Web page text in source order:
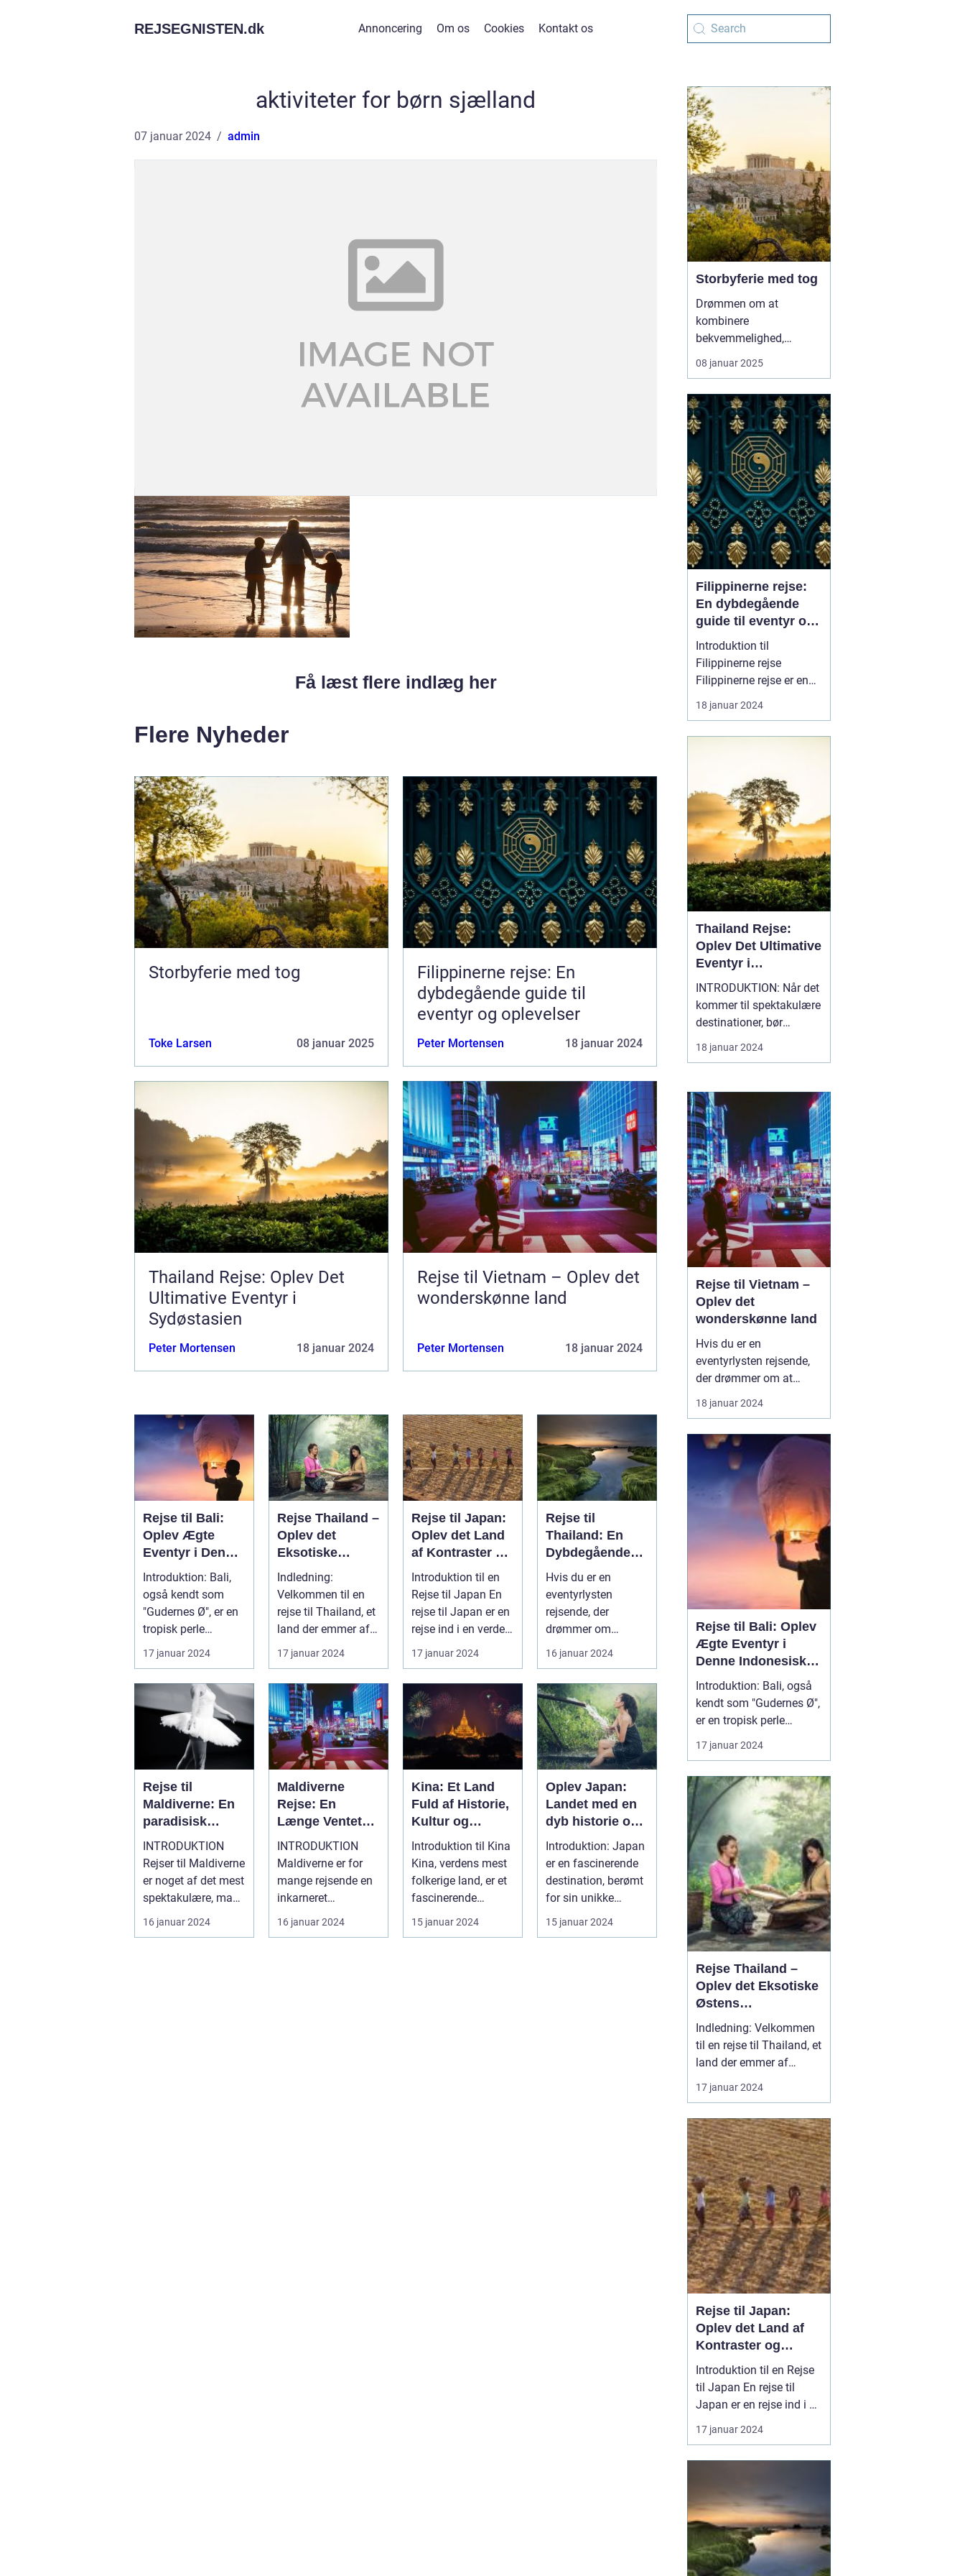
REJSEGNISTEN.dk Annoncering Om os Cookies Kontakt os
aktiviteter for børn sjælland
07 januar 2024 admin
Få læst flere indlæg her
Flere Nyheder
Storbyferie med tog
Toke Larsen 08 januar 2025
Filippinerne rejse: En
dybdegående guide til
eventyr og oplevelser
Peter Mortensen 18 januar 2024
Thailand Rejse: Oplev Det
Ultimative Eventyr i
Sydøstasien
Peter Mortensen 18 januar 2024
Rejse til Vietnam – Oplev det
wonderskønne land
Peter Mortensen 18 januar 2024
Rejse til Bali:
Oplev Ægte
Eventyr i Denne
Indonesiske
Drømmedestinat
ion
Introduktion: Bali,
også kendt som
"Gudernes Ø", er en
tropisk perle
beliggende i det
østlige Indon...
17 januar 2024
Rejse Thailand –
Oplev det
Eksotiske
Østens
Vidunderland
Indledning:
Velkommen til en
rejse til Thailand, et
land der emmer af
eksotisk kultur,
smukke strand...
17 januar 2024
Rejse til Japan:
Oplev det Land
af Kontraster og
Skønhed
Introduktion til en
Rejse til Japan En
rejse til Japan er en
rejse ind i en verden
af kontraster og...
17 januar 2024
Rejse til
Thailand: En
Dybdegående
Oplevelse af
Eventyr og
Kultur
Hvis du er en
eventyrlysten
rejsende, der
drømmer om
eksotiske
destinationer og
unikke oplevelser,
s...
16 januar 2024
Rejse til
Maldiverne: En
paradisisk
tilbagetrækning
for
eventyrlystne
rejsende
INTRODUKTION
Rejser til Maldiverne
er noget af det mest
spektakulære, man
kan opleve. Dette
stykke p...
16 januar 2024
Maldiverne
Rejse: En
Længe Ventet
Tropisk Drøm
INTRODUKTION
Maldiverne er for
mange rejsende en
inkarneret
drømmedestination.
Dette ørige
16 januar 2024
Kina: Et Land
Fuld af Historie,
Kultur og
Eventyr
Introduktion til Kina
Kina, verdens mest
folkerige land, er et
fascinerende
rejsemål for
rejsende o...
15 januar 2024
Oplev Japan:
Landet med en
dyb historie og
en enestående
kultur
Introduktion: Japan
er en fascinerende
destination, berømt
for sin unikke
blanding af
tradition og i...
15 januar 2024
Storbyferie med tog
Drømmen om at
kombinere
bekvemmelighed,
bæredygtighed og
eventyr på samme rejse
man vælger ensto...
08 januar 2025
Filippinerne rejse:
En dybdegående
guide til eventyr og
oplevelser
Introduktion til
Filippinerne rejse
Filippinerne rejse er en
drøm for mange
rejsende og
på en overflod af
naturlig skønhed,
kulturel mangfoldighed
og spændende eventyr.
Uanset om man er p...
18 januar 2024
Thailand Rejse:
Oplev Det Ultimative
Eventyr i
Sydøstasien
INTRODUKTION: Når det
kommer til spektakulære
destinationer, bør
Thailand øverst på
listen. Dette
på en blanding af
maleriske strande,
historiske templer, en rig
kultur, enestående
madoplevelser og
utrolige naturoplevelser.
U...
18 januar 2024
Rejse til Vietnam –
Oplev det
wonderskønne land
Hvis du er en
eventyrlysten rejsende,
der drømmer om at
udforske fremmede
kulturer og smukke
til Vietnam stå øverst på
din liste. Vietnam er et
land rigt på historie,
traditioner og
naturskønheder, der vil
tage pusten fra dig...
18 januar 2024
Rejse til Bali: Oplev
Ægte Eventyr i
Denne Indonesiske
Drømmedestination
Introduktion: Bali, også
kendt som "Gudernes Ø",
er en tropisk perle
beliggende i det østlige
Indonesien. Denne
besøgende fra hele
verden med sin unikke
kultur, fantastiske
strande og pulserende
atmosfære. Hvis du er
en eventy...
17 januar 2024
Rejse Thailand –
Oplev det Eksotiske
Østens
Vidunderland
Indledning: Velkommen
til en rejse til Thailand, et
land der emmer af
eksotisk kultur, smukke
strande, frodig natur og
Dette er en destination,
der trækker rejsende til
sig fra hele verden med
sit overflod af oplevelser
og eve...
17 januar 2024
Rejse til Japan:
Oplev det Land af
Kontraster og
Skønhed
Introduktion til en Rejse
til Japan En rejse til
Japan er en rejse ind i en
verden af kontraster og
skønhed. Dette
tradition og modernitet,
hvor gamle templer står
side om side med
højteknologiske byer ...
17 januar 2024